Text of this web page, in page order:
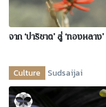
จาก ‘ปาริชาต’ สู่ ‘ทองหลา
Culture Sudsaijai